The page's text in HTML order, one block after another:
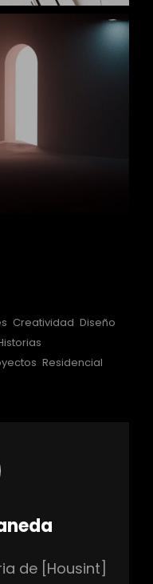
Creatividad Diseño
Residencial
de [Housint]